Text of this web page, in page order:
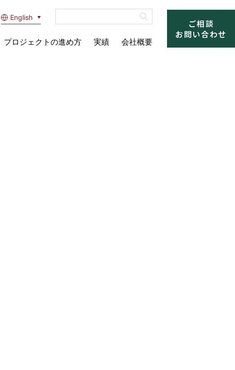
English
プロジェクトの進め方 実績 会社概要
ご相談
お問い合わせ